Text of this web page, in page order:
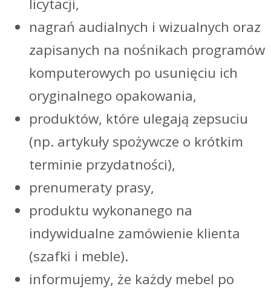
licytacji,
nagrań audialnych i wizualnych oraz
zapisanych na nośnikach programów
komputerowych po usunięciu ich
oryginalnego opakowania,
produktów, które ulegają zepsuciu
(np. artykuły spożywcze o krótkim
terminie przydatności),
prenumeraty prasy,
produktu wykonanego na
indywidualne zamówienie klienta
(szafki i meble).
informujemy, że każdy mebel po